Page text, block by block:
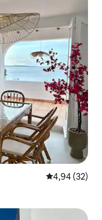
4,94 af 5 í
4,94 (32)